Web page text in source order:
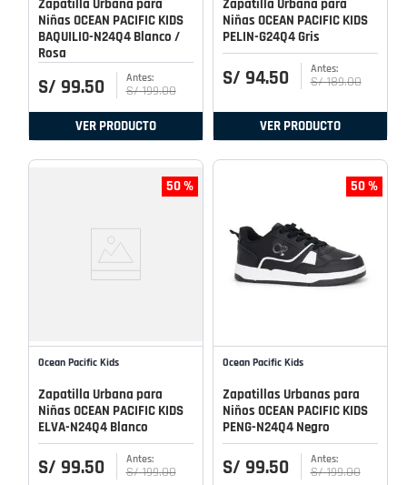
Zapatilla Urbana para
Niñas OCEAN PACIFIC KIDS
BAQUILIO-N24Q4 Blanco /
Rosa
S/ 99.50 S/ 199.00
VER PRODUCTO
Zapatilla Urbana para
Niñas OCEAN PACIFIC KIDS
PELIN-G24Q4 Gris
S/ 94.50 S/ 189.00
VER PRODUCTO
50 %
Ocean Pacific Kids
Zapatilla Urbana para
Niñas OCEAN PACIFIC KIDS
ELVA-N24Q4 Blanco
S/ 99.50 S/ 199.00
50 %
Ocean Pacific Kids
Zapatillas Urbanas para
Niños OCEAN PACIFIC KIDS
PENG-N24Q4 Negro
S/ 99.50 S/ 199.00